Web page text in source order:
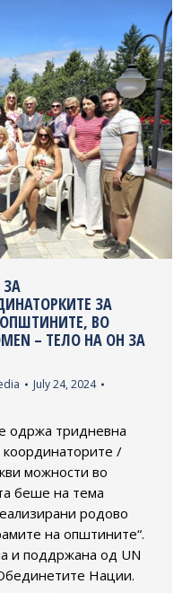
ЗА
ВО
– TЕЛО НА ОН ЗА
July 24, 2024
одржа тридневна
/
можности во
беше на тема
родово
на општините“.
и поддржана од UN
Нации.